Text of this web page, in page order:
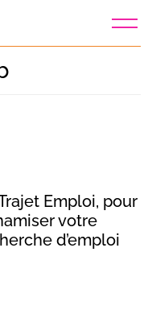
Emploi, pour
votre
d’emploi